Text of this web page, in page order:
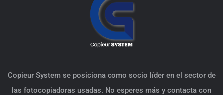
Copieur System se posiciona como socio líder en el sector de
las fotocopiadoras usadas. No esperes más y contacta con